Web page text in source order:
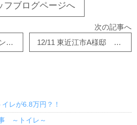
フブログページへ
12/10 米原市キッチン交換
次の記事へ
12/11 東近江市A様邸 キッチン改修工事
レが6.8万円？！
～トイレ～